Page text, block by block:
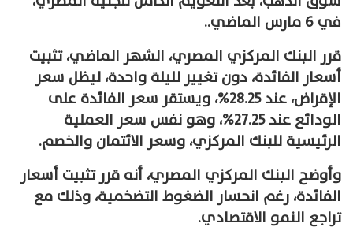
في 6 مارس الماضي..
قرر البنك المركزي المصري، الشهر الماضي، تثبيت
أسعار الفائدة، دون تغيير لليلة واحدة، ليظل سعر
الإقراض، عند 28.25%، ويستقر سعر الفائدة على
الودائع عند 27.25%، وهو نفس سعر العملية
الرئيسية للبنك المركزي، وسعر الائتمان والخصم.
وأوضح البنك المركزي المصري، أنه قرر تثبيت أسعار
الفائدة، رغم انحسار الضغوط التضخمية، وذلك مع
تراجع النمو الاقتصادي.